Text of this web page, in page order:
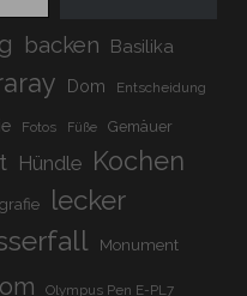
backen Basilika
Dom Entscheidung
Fotos Füße Gemäuer
Hündle Kochen
lecker
Monument
Olympus Pen E-PL7